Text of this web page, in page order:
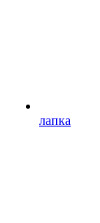
лапка